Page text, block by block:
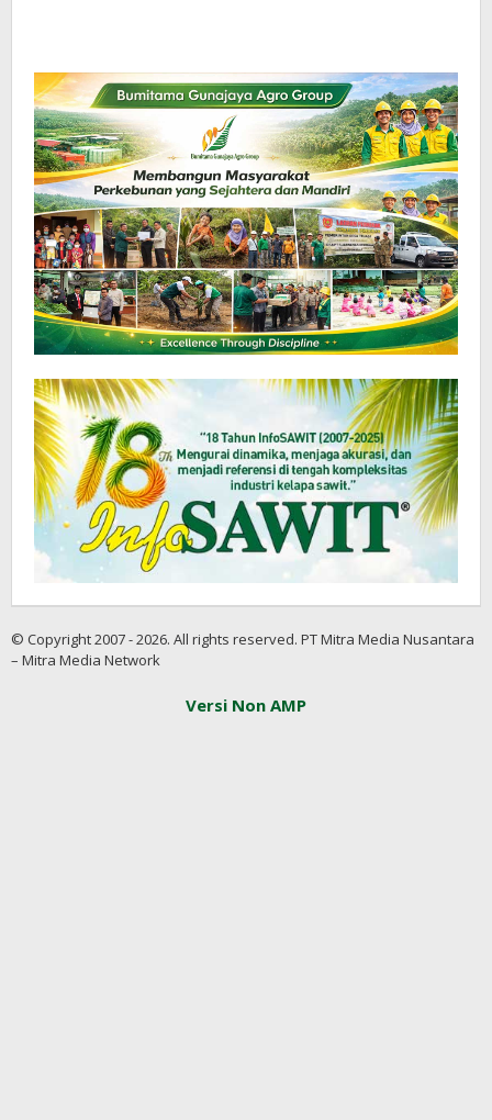
© Copyright 2007 - 2026. All rights reserved. PT Mitra Media Nusantara
– Mitra Media Network
Versi Non AMP